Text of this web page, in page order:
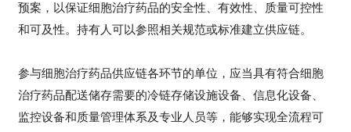
医
学
临
床
登录 注册
预案，以保证细胞治疗药品的安全性、有效性、质量可控性
和可及性。持有人可以参照相关规范或标准建立供应链。
参与细胞治疗药品供应链各环节的单位，应当具有符合细胞
治疗药品配送储存需要的冷链存储设施设备、信息化设备、
监控设备和质量管理体系及专业人员等，能够实现全流程可